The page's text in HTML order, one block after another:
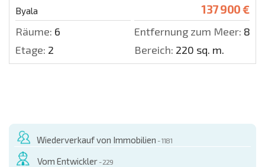
Byala 137 900 €
Räume: 6 Entfernung zum Meer:
Etage: 2 Bereich: 220 sq. m.
Wiederverkauf von Immobilien - 1181
Vom Entwickler - 229